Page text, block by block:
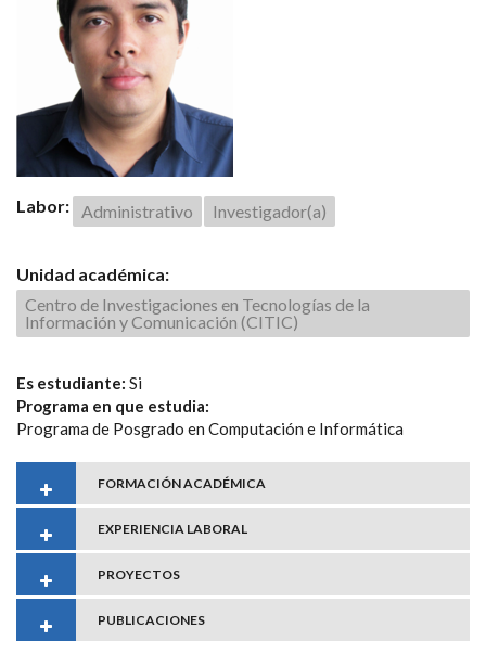
Labor: Administrativo Investigador(a)
Unidad académica:
Centro de Investigaciones en Tecnologías de la
Información y Comunicación (CITIC)
Es estudiante: Si
Programa en que estudia:
Programa de Posgrado en Computación e Informática
FORMACIÓN ACADÉMICA
EXPERIENCIA LABORAL
PROYECTOS
PUBLICACIONES